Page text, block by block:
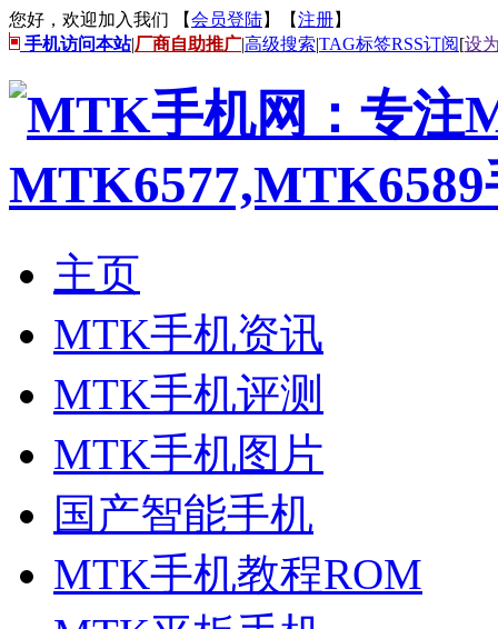
您好，欢迎加入我们 【会员登陆】【注册】
手机访问本站|厂商自助推广|高级搜索|TAG标签RSS订阅[设
主页
MTK手机资讯
MTK手机评测
MTK手机图片
国产智能手机
MTK手机教程ROM